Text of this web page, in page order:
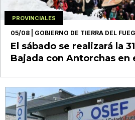
PROVINCIALES
05/08 | GOBIERNO DE TIERRA DEL
El sábado se realizará la
Bajada con Antorchas en